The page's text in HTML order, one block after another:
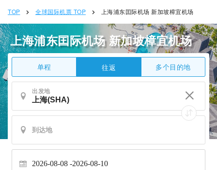
TOP 全球国际机票 TOP 上海浦东囯际机场 新加坡樟宜机场
上海浦东囯际机场 新加坡樟宜机场
单程 往返 多个目的地
出发地
2026-08-08 2026-08-10